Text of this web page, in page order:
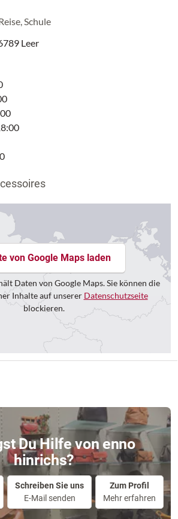
Schule
Leer
von Google Maps laden
Daten von Google Maps. Sie können die
Inhalte auf unserer Datenschutzseite
blockieren.
Du Hilfe von enno
hinrichs?
Schreiben Sie uns
E-Mail senden
Zum Profil
Mehr erfahren